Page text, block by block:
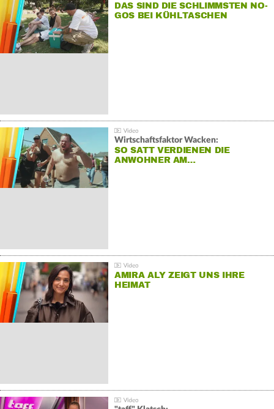
DAS SIND DIE SCHLIMMSTEN NO-
GOS BEI KÜHLTASCHEN
Wirtschaftsfaktor Wacken:
SO SATT VERDIENEN DIE
ANWOHNER AM…
AMIRA ALY ZEIGT UNS IHRE
HEIMAT